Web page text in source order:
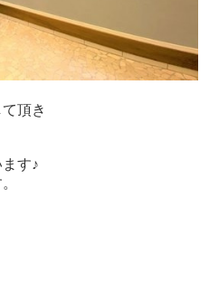
頂き
す♪